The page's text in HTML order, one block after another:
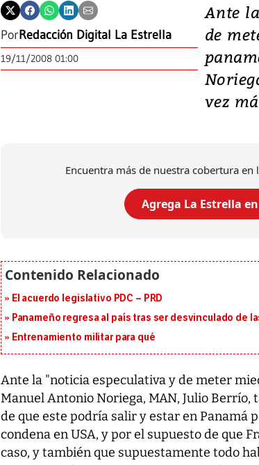
PorRedacción Digital La Estrella
19/11/2008 01:00
Ante
de
vez
Encuentra más de nuestra cobertura en
Agrega La Estrella
El acuerdo legislativo PDC – PRD
Panameño regresa al país tras ser desvinculado de
Entrenamiento militar para qué
Ante la "noticia especulativa y de meter
Manuel Antonio Noriega, MAN, Julio Berrío,
de que este podría salir y estar en Panamá
condena en USA, y por el supuesto de que
caso, y también que supuestamente todo